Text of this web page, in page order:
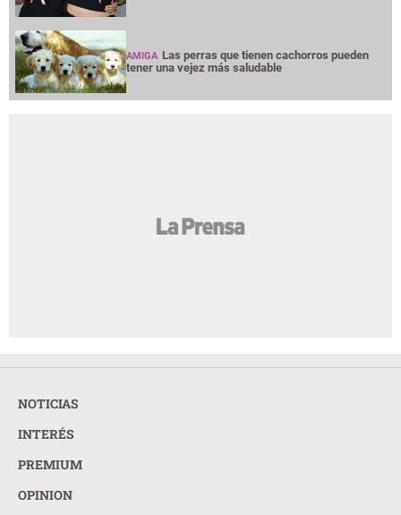
AMIGA Las perras que tienen cachorros pueden
tener una vejez más saludable
NOTICIAS
INTERÉS
PREMIUM
OPINION